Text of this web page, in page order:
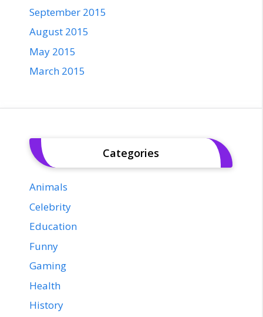
September 2015
August 2015
May 2015
March 2015
Categories
Animals
Celebrity
Education
Funny
Gaming
Health
History